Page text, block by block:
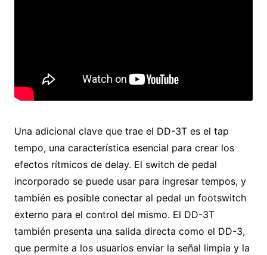
Una adicional clave que trae el DD-3T es el tap
tempo, una característica esencial para crear los
efectos rítmicos de delay. El switch de pedal
incorporado se puede usar para ingresar tempos, y
también es posible conectar al pedal un footswitch
externo para el control del mismo. El DD-3T
también presenta una salida directa como el DD-3,
que permite a los usuarios enviar la señal limpia y la